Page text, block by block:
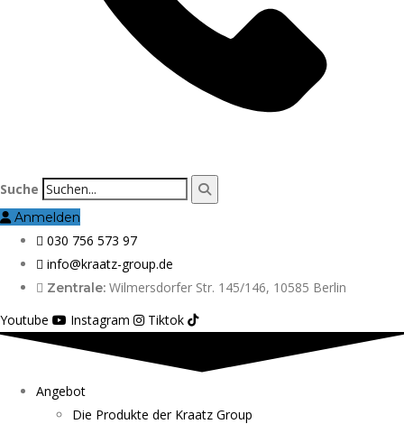
Suche
Anmelden
030 756 573 97
info@kraatz-group.de
Zentrale: Wilmersdorfer Str. 145/146, 10585 Berlin
Youtube
Instagram Tiktok
Angebot
Die Produkte der Kraatz Group